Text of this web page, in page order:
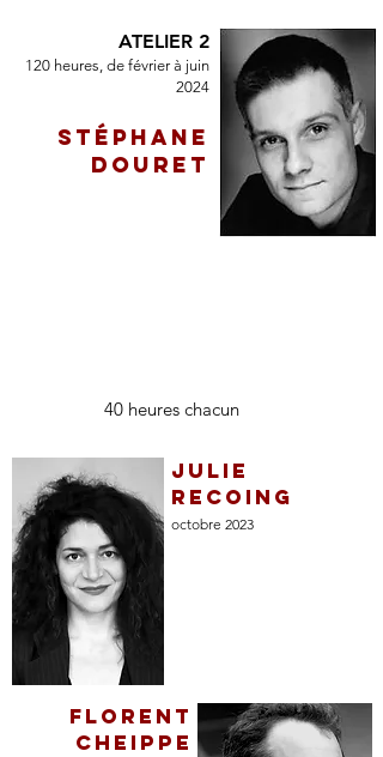
ATELIER 2
120 heures, de février à juin
2024
STÉPHANE
DOURET
40 heures chacun
JULIE
RECOING
octobre 2023
FLORENT
CHEIPPE